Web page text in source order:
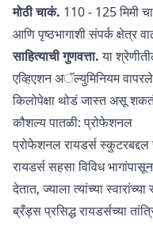
मोठी चाकं. 110 - 125 मिमी
आणि पृष्ठभागाशी संपर्क क्षेत्र
साहित्याची गुणवत्ता.या
एव्हिएशन अॅल्युमिनियम
किलोपेक्षा थोडं जास्त असू
कौशल्य पातळी: प्रोफेशनल
प्रोफेशनल रायडर्स
रायडर्स सहसा विविध
देतात, ज्याला त्यांच्या
ब्रँड्स प्रसिद्ध रायडर्सच्या